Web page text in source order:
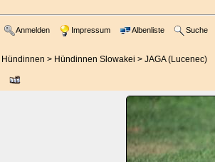
Anmelden Impressum Albenliste Suche
Hündinnen > Hündinnen Slowakei > JAGA (Lucenec)